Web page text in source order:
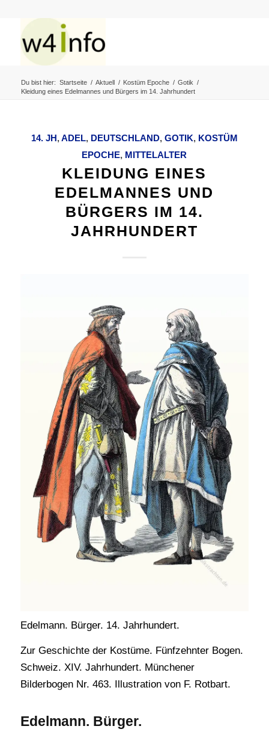
Du bist hier: Startseite / Aktuell / Kostüm Epoche / Gotik /
Kleidung eines Edelmannes und Bürgers im 14. Jahrhundert
14. JH,ADEL, DEUTSCHLAND, GOTIK, KOSTÜM
EPOCHE, MITTELALTER
KLEIDUNG EINES
EDELMANNES UND
BÜRGERS IM 14.
JAHRHUNDERT
Edelmann. Bürger. 14. Jahrhundert.
Zur Geschichte der Kostüme. Fünfzehnter Bogen.
Schweiz. XIV. Jahrhundert. Münchener
Bilderbogen Nr. 463. Illustration von F. Rotbart.
Edelmann. Bürger.